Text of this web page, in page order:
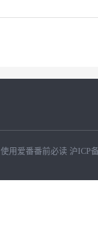
使用爱番番前必读 沪ICP